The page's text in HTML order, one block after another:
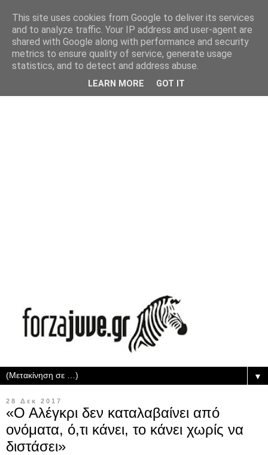
▼
28 Δεκ 2017
«Ο Αλέγκρι δεν καταλαβαίνει από
ονόματα, ό,τι κάνει, το κάνει χωρίς να
διστάσει»
This site uses cookies from Google to deliver its services
and to analyze traffic. Your IP address and user-agent are
shared with Google along with performance and security
metrics to ensure quality of service, generate usage
statistics, and to detect and address abuse.
LEARN MORE GOT IT